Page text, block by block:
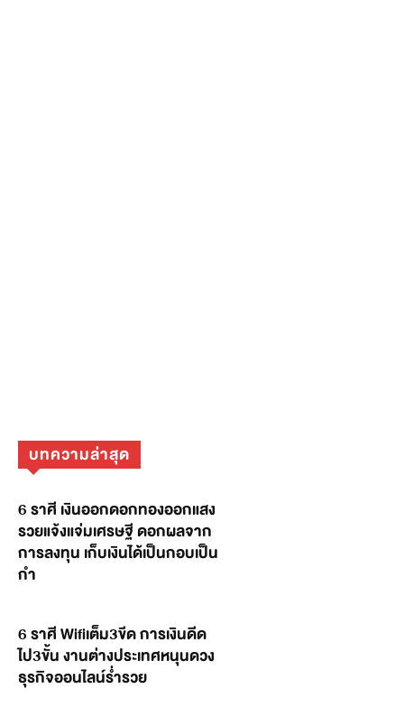
บทความล่าสุด
6 ราศี เงินออกดอกทองออกแสง
รวยแจ้งแจ่มเศรษฐี ดอกผลจาก
การลงทุน เก็บเงินได้เป็นกอบเป็น
กำ
6 ราศี Wifiเต็ม3ขีด การเงินดีด
ไป3ขั้น งานต่างประเทศหนุนดวง
ธุรกิจออนไลน์ร่ำรวย